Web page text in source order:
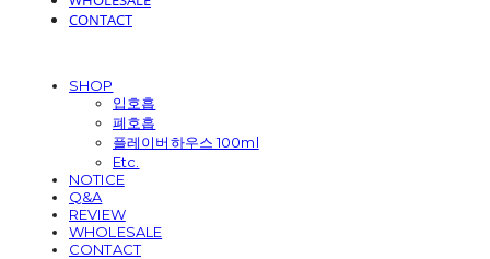
CONTACT
SHOP
입호흡
폐호흡
플레이버하우스 100ml
Etc.
NOTICE
Q&A
REVIEW
WHOLESALE
CONTACT